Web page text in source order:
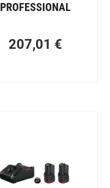
PROFESSIONAL
207,01 €